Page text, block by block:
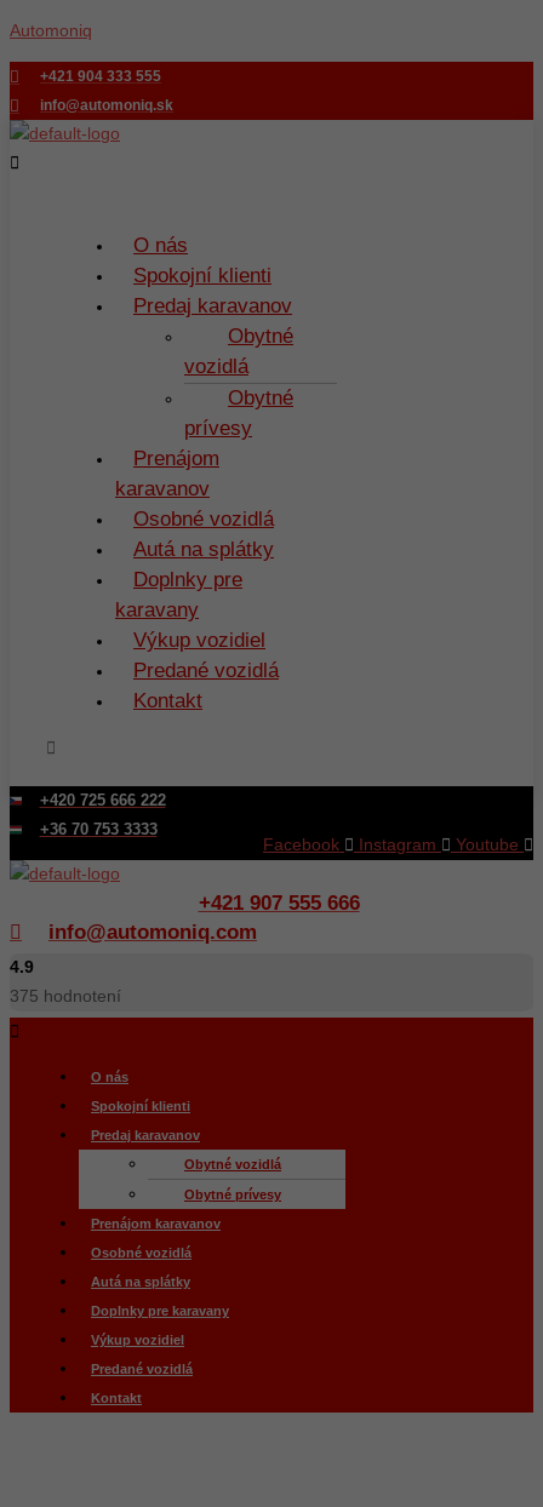
na
obsah
Automoniq
+421 904 333 555
info@automoniq.sk
O nás
Spokojní klienti
Predaj karavanov
Obytné
vozidlá
Obytné
prívesy
Prenájom
karavanov
Osobné vozidlá
Autá na splátky
Doplnky pre
karavany
Výkup vozidiel
Predané vozidlá
Kontakt
+420 725 666 222
+36 70 753 3333
Facebook
Instagram Youtube
+421 907 555 666
info@automoniq.com
4.9
375 hodnotení
O nás
Spokojní klienti
Predaj karavanov
Obytné vozidlá
Obytné prívesy
Prenájom karavanov
Osobné vozidlá
Autá na splátky
Doplnky pre karavany
Výkup vozidiel
Predané vozidlá
Kontakt